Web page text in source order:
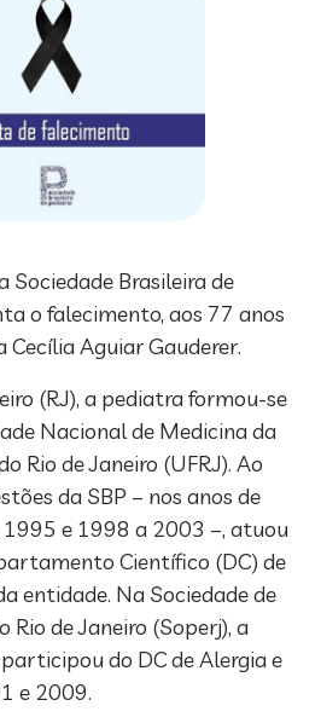
Sociedade Brasileira de
o falecimento, aos 77 anos
Cecília Aguiar Gauderer.
(RJ), a pediatra formou-se
Nacional de Medicina da
Rio de Janeiro (UFRJ). Ao
da SBP – nos anos de
e 1998 a 2003 –, atuou
Científico (DC) de
entidade. Na Sociedade de
Rio de Janeiro (Soperj), a
do DC de Alergia e
e 2009.